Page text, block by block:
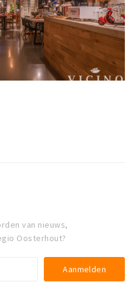
van nieuws,
Oosterhout?